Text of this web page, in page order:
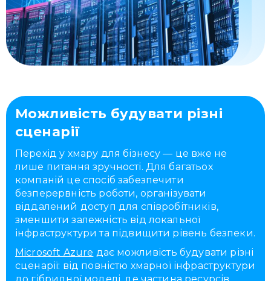
Можливість будувати різні
сценарії
Перехід у хмару для бізнесу — це вже не
лише питання зручності. Для багатьох
компаній це спосіб забезпечити
безперервність роботи, організувати
віддалений доступ для співробітників,
зменшити залежність від локальної
інфраструктури та підвищити рівень безпеки.
Microsoft Azure дає можливість будувати різні
сценарії: від повністю хмарної інфраструктури
до гібридної моделі, де частина ресурсів